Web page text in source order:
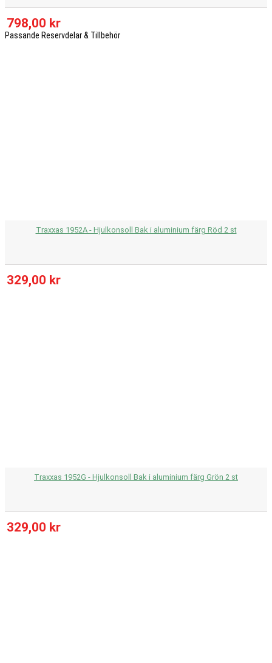
798,00 kr
Passande Reservdelar & Tillbehör
Traxxas 1952A - Hjulkonsoll Bak i aluminium färg Röd 2 st
329,00 kr
Traxxas 1952G - Hjulkonsoll Bak i aluminium färg Grön 2 st
329,00 kr